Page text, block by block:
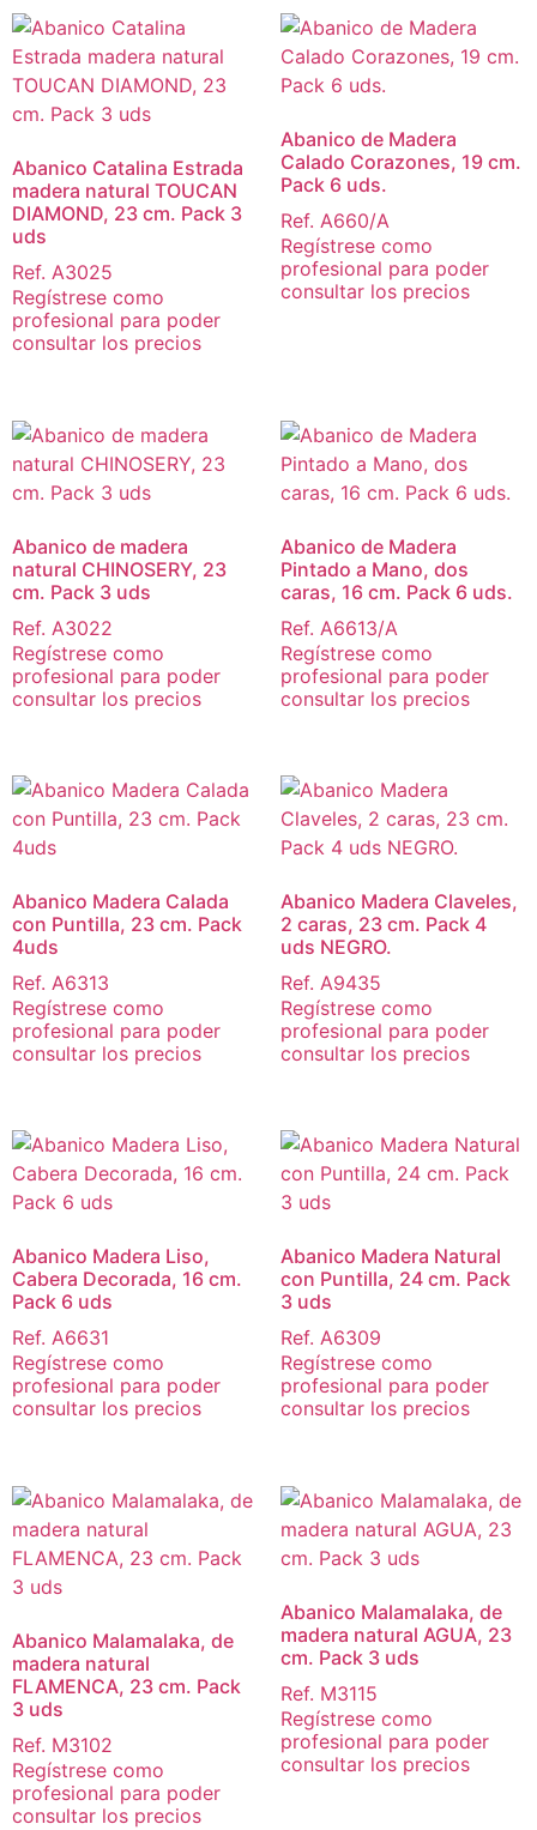
Abanico Catalina Estrada
madera natural TOUCAN
DIAMOND, 23 cm. Pack 3
uds
Ref. A3025
Regístrese como
profesional para poder
consultar los precios
Abanico de Madera
Calado Corazones, 19 cm.
Pack 6 uds.
Ref. A660/A
Regístrese como
profesional para poder
consultar los precios
Abanico de madera
natural CHINOSERY, 23
cm. Pack 3 uds
Ref. A3022
Regístrese como
profesional para poder
consultar los precios
Abanico de Madera
Pintado a Mano, dos
caras, 16 cm. Pack 6 uds.
Ref. A6613/A
Regístrese como
profesional para poder
consultar los precios
Abanico Madera Calada
con Puntilla, 23 cm. Pack
4uds
Ref. A6313
Regístrese como
profesional para poder
consultar los precios
Abanico Madera Claveles,
2 caras, 23 cm. Pack 4
uds NEGRO.
Ref. A9435
Regístrese como
profesional para poder
consultar los precios
Abanico Madera Liso,
Cabera Decorada, 16 cm.
Pack 6 uds
Ref. A6631
Regístrese como
profesional para poder
consultar los precios
Abanico Madera Natural
con Puntilla, 24 cm. Pack
3 uds
Ref. A6309
Regístrese como
profesional para poder
consultar los precios
Abanico Malamalaka, de
madera natural
FLAMENCA, 23 cm. Pack
3 uds
Ref. M3102
Regístrese como
profesional para poder
consultar los precios
Abanico Malamalaka, de
madera natural AGUA, 23
cm. Pack 3 uds
Ref. M3115
Regístrese como
profesional para poder
consultar los precios